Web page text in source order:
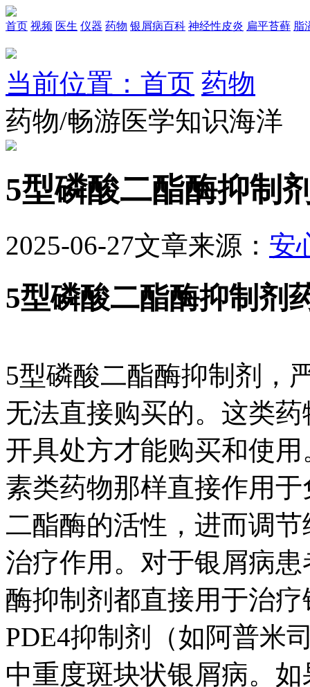
首页 视频 医生 仪器 药物 银屑病百科 神经性皮炎 扁平苔藓 脂
当前位置：首页 药物
药物/畅游医学知识海洋
5型磷酸二酯酶抑制
2025-06-27文章来源： 安
5型磷酸二酯酶抑制剂
5型磷酸二酯酶抑制剂，
无法直接购买的。这类
开具处方才能购买和使
素类药物那样直接作用
二酯酶的活性，进而调
治疗作用。对于银屑病
酶抑制剂都直接用于治
PDE4抑制剂（如阿普米
中重度斑块状银屑病。